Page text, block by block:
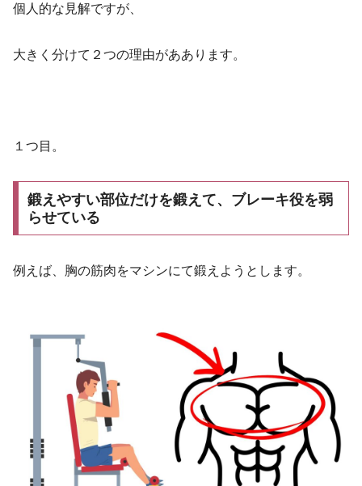
個人的な見解ですが、
大きく分けて２つの理由がああります。
１つ目。
鍛えやすい部位だけを鍛えて、ブレーキ役を弱
らせている
例えば、胸の筋肉をマシンにて鍛えようとします。